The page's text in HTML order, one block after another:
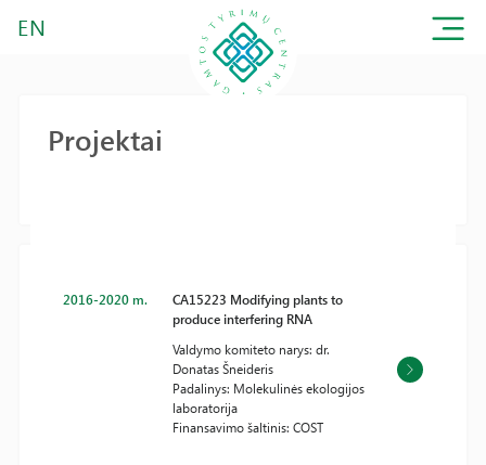
EN
Projektai
2016-2020 m.
CA15223 Modifying plants to
produce interfering RNA
Valdymo komiteto narys: dr.
Donatas Šneideris
Padalinys: Molekulinės ekologijos
laboratorija
Finansavimo šaltinis: COST